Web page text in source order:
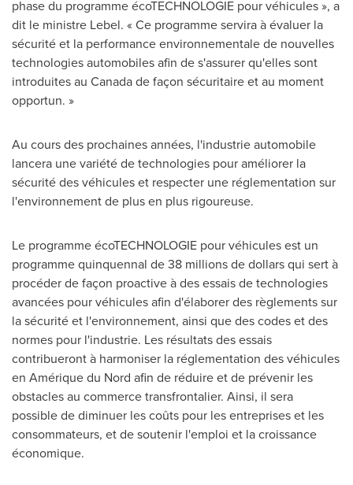
phase du programme écoTECHNOLOGIE pour véhicules », a
dit le ministre Lebel. « Ce programme servira à évaluer la
sécurité et la performance environnementale de nouvelles
technologies automobiles afin de s'assurer qu'elles sont
introduites au Canadade façon sécuritaire et au moment
opportun. »
Au cours des prochaines années, l'industrie automobile
lancera une variété de technologies pour améliorer la
sécurité des véhicules et respecter une réglementation sur
l'environnement de plus en plus rigoureuse.
Le programme écoTECHNOLOGIE pour véhicules est un
programme quinquennal de 38 millions de dollars qui sert à
procéder de façon proactive à des essais de technologies
avancées pour véhicules afin d'élaborer des règlements sur
la sécurité et l'environnement, ainsi que des codes et des
normes pour l'industrie. Les résultats des essais
contribueront à harmoniser la réglementation des véhicules
en Amérique du Nord afin de réduire et de prévenir les
obstacles au commerce transfrontalier. Ainsi, il sera
possible de diminuer les coûts pour les entreprises et les
consommateurs, et de soutenir l'emploi et la croissance
économique.